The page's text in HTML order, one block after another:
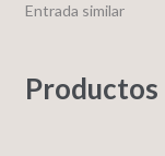
Entrada similar